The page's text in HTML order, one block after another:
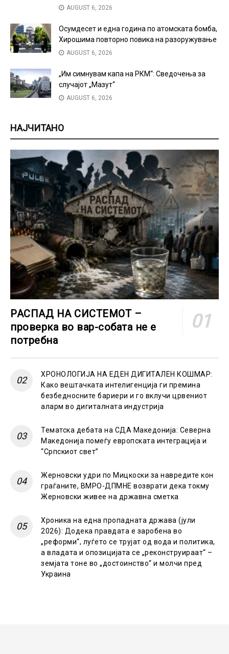
AUGUST 6, 2026
Осумдесет и една година по атомската бомба,
Хирошима повторно повика на разоружување
AUGUST 6, 2026
„Им симнувам капа на РКМ“: Сведочења за
случајот „Мазут“
AUGUST 6, 2026
НАЈЧИТАНО
РАСПАД НА СИСТЕМОТ –
проверка во вар-собата не е
потребна
ХРОНОЛОГИЈА НА ЕДЕН ДИГИТАЛЕН КОШМАР:
Како вештачката интелигенција ги премина
безбедносните бариери и го вклучи црвениот
аларм во дигиталната индустрија
Тематска дебата на СДА Македонија: Северна
Македонија помеѓу европската интеграција и
“Српскиот свет”
Жерновски удри по Мицкоски за навредите кон
граѓаните, ВМРО-ДПМНЕ возврати дека токму
Жерновски живее на државна сметка
Хроника на една пропадната држава (јули
2026): Додека правдата е заробена во
„реформи“, луѓето се трујат од вода и политика,
а владата и опозицијата се „реконструираат“ –
земјата тоне во „достоинство“ и молчи пред
Украина